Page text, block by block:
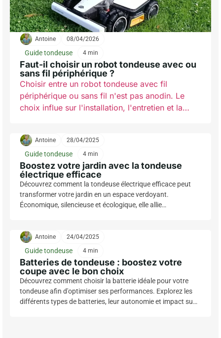
Antoine 08/04/2026
Guide tondeuse 4 min
Faut-il choisir un robot tondeuse avec ou
sans fil périphérique ?
Choisir entre un robot tondeuse avec fil
périphérique ou sans fil n'est pas anodin. Le
choix influe sur l'installation, l'entretien et la
article détaille les différences pour vous aider à
trancher.
Antoine 28/04/2025
Guide tondeuse 4 min
Boostez votre jardin avec la tondeuse
électrique efficace
Découvrez comment la tondeuse électrique efficace peut
transformer votre jardin en un espace verdoyant.
Économique, silencieuse et écologique, elle allie
Antoine 24/04/2025
Guide tondeuse 4 min
Batteries de tondeuse : boostez votre
coupe avec le bon choix
Découvrez comment choisir la batterie idéale pour votre
tondeuse afin d'optimiser ses performances. Explorez les
différents types de batteries, leur autonomie et impact sur